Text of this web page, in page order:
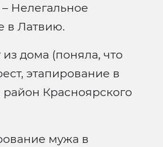
– Нелегальное
в Латвию.
дома (поняла, что
этапирование в
район Красноярского
мужа в